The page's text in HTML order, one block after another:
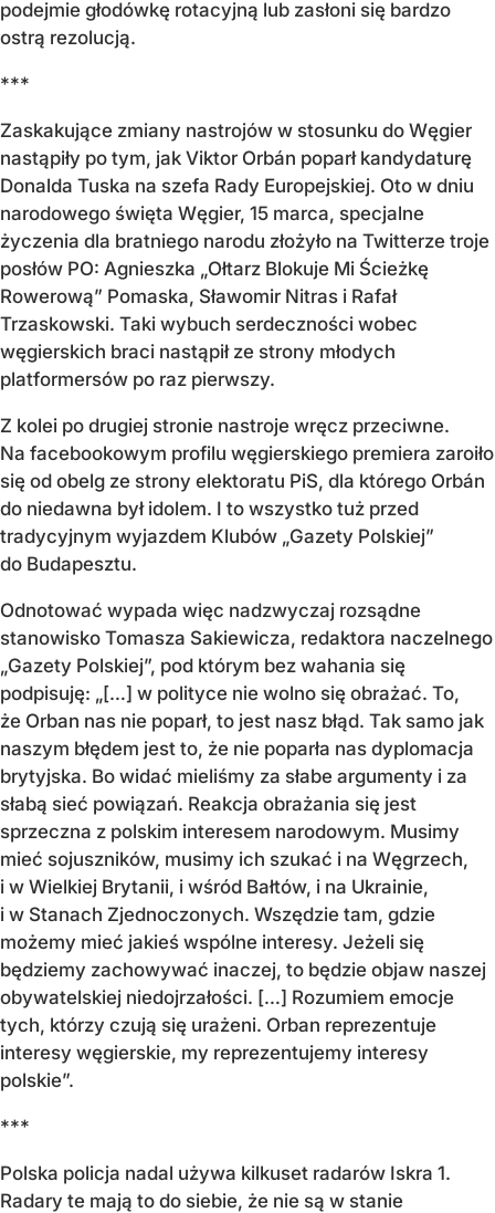
podejmie głodówkę rotacyjną lub zasłoni się bardzo
ostrą rezolucją.
***
Zaskakujące zmiany nastrojów w stosunku do Węgier
nastąpiły po tym, jak Viktor Orbán poparł kandydaturę
Donalda Tuska na szefa Rady Europejskiej. Oto w dniu
narodowego święta Węgier, 15 marca, specjalne
życzenia dla bratniego narodu złożyło na Twitterze troje
posłów PO: Agnieszka „Ołtarz Blokuje Mi Ścieżkę
Rowerową” Pomaska, Sławomir Nitras i Rafał
Trzaskowski. Taki wybuch serdeczności wobec
węgierskich braci nastąpił ze strony młodych
platformersów po raz pierwszy.
Z kolei po drugiej stronie nastroje wręcz przeciwne.
Na facebookowym profilu węgierskiego premiera zaroiło
się od obelg ze strony elektoratu PiS, dla którego Orbán
do niedawna był idolem. I to wszystko tuż przed
tradycyjnym wyjazdem Klubów „Gazety Polskiej”
do Budapesztu.
Odnotować wypada więc nadzwyczaj rozsądne
stanowisko Tomasza Sakiewicza, redaktora naczelnego
„Gazety Polskiej”, pod którym bez wahania się
podpisuję: „[…] w polityce nie wolno się obrażać. To,
że Orban nas nie poparł, to jest nasz błąd. Tak samo jak
naszym błędem jest to, że nie poparła nas dyplomacja
brytyjska. Bo widać mieliśmy za słabe argumenty i za
słabą sieć powiązań. Reakcja obrażania się jest
sprzeczna z polskim interesem narodowym. Musimy
mieć sojuszników, musimy ich szukać i na Węgrzech,
i w Wielkiej Brytanii, i wśród Bałtów, i na Ukrainie,
i w Stanach Zjednoczonych. Wszędzie tam, gdzie
możemy mieć jakieś wspólne interesy. Jeżeli się
będziemy zachowywać inaczej, to będzie objaw naszej
obywatelskiej niedojrzałości. […] Rozumiem emocje
tych, którzy czują się urażeni. Orban reprezentuje
interesy węgierskie, my reprezentujemy interesy
polskie”.
***
Polska policja nadal używa kilkuset radarów Iskra 1.
Radary te mają to do siebie, że nie są w stanie